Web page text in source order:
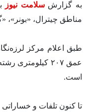
به گزارشسلامت نیوز
مناطق چیترال،
طبق اعلام مرکز
عمق ۲۰۷
است.
تا کنون تلفات و